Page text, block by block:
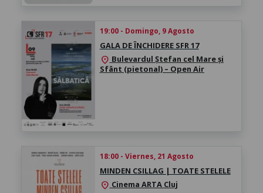
19:00 - Domingo, 9 Agosto
GALA DE ÎNCHIDERE SFR 17
location_on Bulevardul Ștefan cel Mare și
Sfânt (pietonal) – Open Air
18:00 - Viernes, 21 Agosto
MINDEN CSILLAG | TOATE STELELE
location_on Cinema ARTA Cluj